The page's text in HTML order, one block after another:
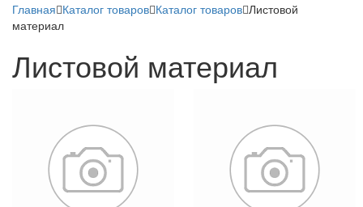
Главная Каталог товаров Каталог товаров Листовой
материал
Листовой материал